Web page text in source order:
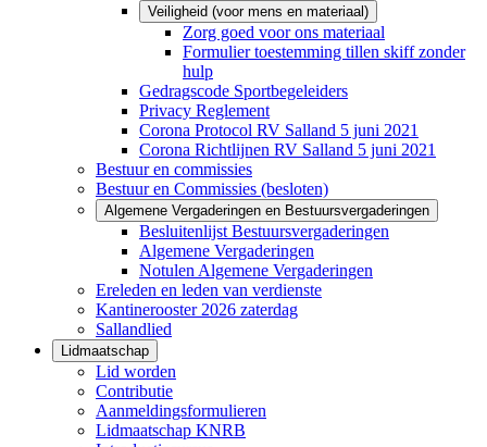
Veiligheid (voor mens en materiaal)
Zorg goed voor ons materiaal
Formulier toestemming tillen skiff zonder
hulp
Gedragscode Sportbegeleiders
Privacy Reglement
Corona Protocol RV Salland 5 juni 2021
Corona Richtlijnen RV Salland 5 juni 2021
Bestuur en commissies
Bestuur en Commissies (besloten)
Algemene Vergaderingen en Bestuursvergaderingen
Besluitenlijst Bestuursvergaderingen
Algemene Vergaderingen
Notulen Algemene Vergaderingen
Ereleden en leden van verdienste
Kantinerooster 2026 zaterdag
Sallandlied
Lidmaatschap
Lid worden
Contributie
Aanmeldingsformulieren
Lidmaatschap KNRB